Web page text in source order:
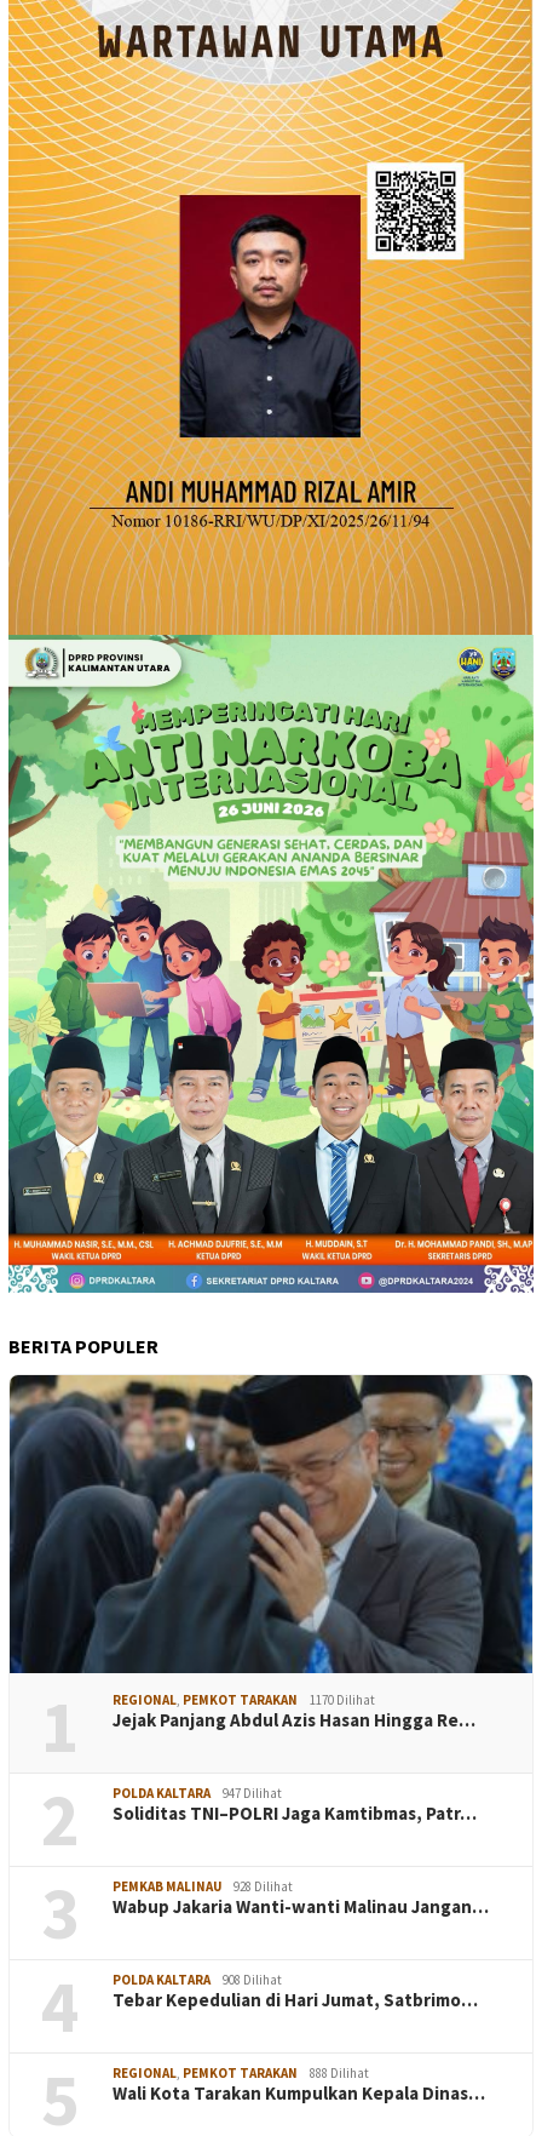
BERITA POPULER
1 REGIONAL PEMKOT TARAKAN 1170 Dilihat
Jejak Panjang Abdul Azis Hasan Hingga Re…
2 POLDA KALTARA 947 Dilihat
Soliditas TNI–POLRI Jaga Kamtibmas, Patr…
3 PEMKAB MALINAU 928 Dilihat
Wabup Jakaria Wanti-wanti Malinau Jangan…
4 POLDA KALTARA 908 Dilihat
Tebar Kepedulian di Hari Jumat, Satbrimo…
5 REGIONAL PEMKOT TARAKAN 888 Dilihat
Wali Kota Tarakan Kumpulkan Kepala Dinas…